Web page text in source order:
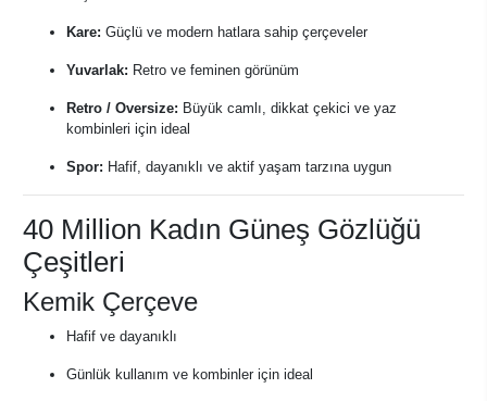
Kare: Güçlü ve modern hatlara sahip çerçeveler
Yuvarlak: Retro ve feminen görünüm
Retro / Oversize: Büyük camlı, dikkat çekici ve yaz
kombinleri için ideal
Spor: Hafif, dayanıklı ve aktif yaşam tarzına uygun
40 Million Kadın Güneş Gözlüğü
Çeşitleri
Kemik Çerçeve
Hafif ve dayanıklı
Günlük kullanım ve kombinler için ideal